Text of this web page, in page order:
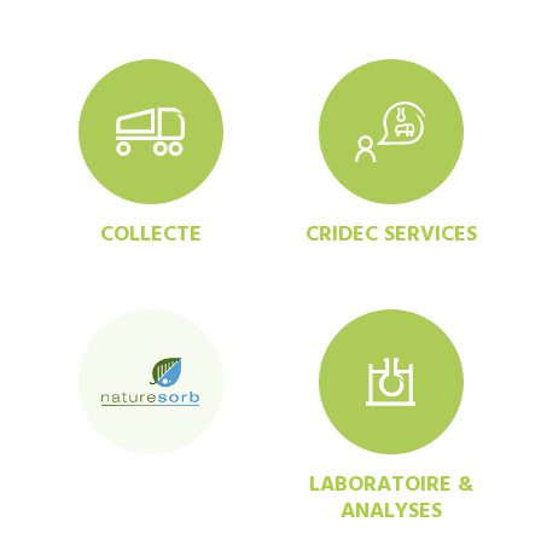
COLLECTE CRIDEC SERVICES
LABORATOIRE &
ANALYSES